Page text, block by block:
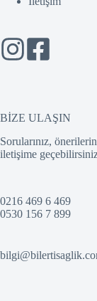
BİZE ULAŞIN
Sorularınız,
iletişime
0216 469 6 469
0530 156 7 899